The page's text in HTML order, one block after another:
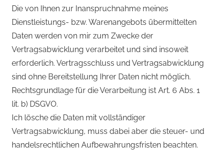
Die von Ihnen zur Inanspruchnahme meines
Dienstleistungs- bzw. Warenangebots übermittelten
Daten werden von mir zum Zwecke der
Vertragsabwicklung verarbeitet und sind insoweit
erforderlich. Vertragsschluss und Vertragsabwicklung
sind ohne Bereitstellung Ihrer Daten nicht möglich.
Rechtsgrundlage für die Verarbeitung ist Art. 6 Abs. 1
lit. b) DSGVO.
Ich lösche die Daten mit vollständiger
Vertragsabwicklung, muss dabei aber die steuer- und
handelsrechtlichen Aufbewahrungsfristen beachten.